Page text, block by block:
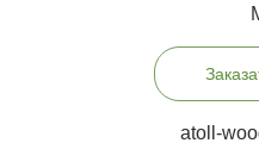
atoll-